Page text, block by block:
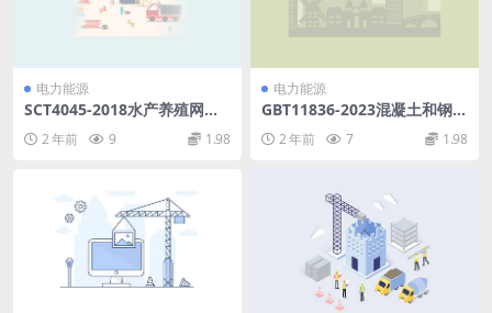
电力能源
SCT4045-2018水产养殖网箱
df 2 年前 9 1.98
电力能源
GBT11836-2023混凝土和钢筋
2 年前 7 1.98